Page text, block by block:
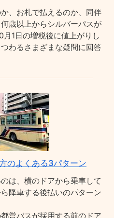
、お札で払えるのか、同伴
歳以上からシルバーパスが
1日の増税後に値上がりし
わるさまざまな疑問に回答
のよくある3パターン
は、横のドアから乗車して
降車する後払いのパターン
営バスが採用する前のドア